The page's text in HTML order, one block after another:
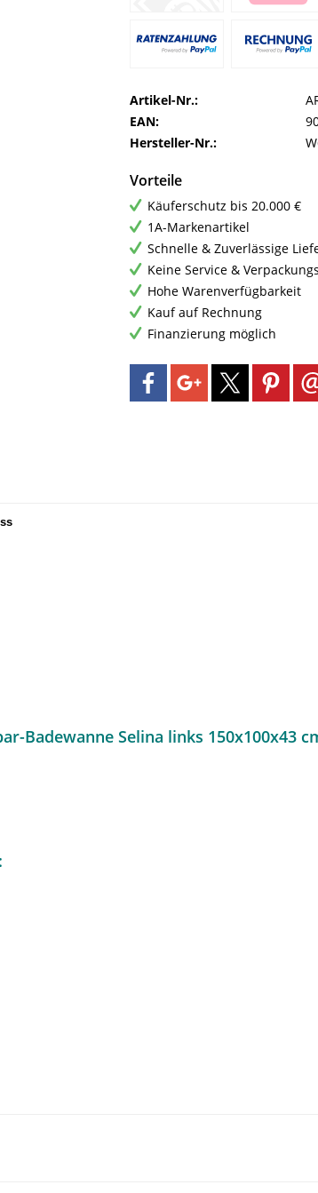
Artikel-Nr.:
EAN:
Hersteller-Nr.:
Vorteile
Käuferschutz bis 20.000 €
1A-Markenartikel
Schnelle & Zuverlässige
Keine Service &
Hohe Warenverfügbarkeit
Kauf auf Rechnung
Finanzierung möglich
Badewanne Selina links 150x100x43